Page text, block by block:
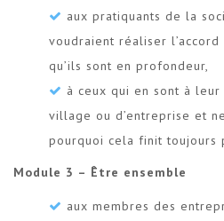
aux pratiquants de la
voudraient réaliser
qu’ils sont en profondeur,
à ceux qui en sont à
village ou d’entreprise et
pourquoi cela finit toujours
Module 3 – Être ensemble
aux membres des